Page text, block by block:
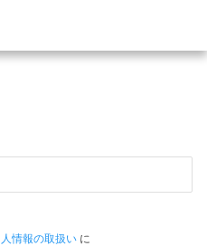
情報の取扱いに